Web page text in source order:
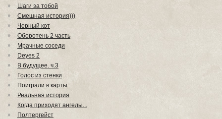
Шаги за тобой
Смешная история)))
Черный кот
Оборотень 2 часть
Мрачные соседи
Deyes 2
В будущее. ч.3
Голос из стенки
Поиграли в карты...
Реальная история
Когда приходят ангелы...
Полтергейст